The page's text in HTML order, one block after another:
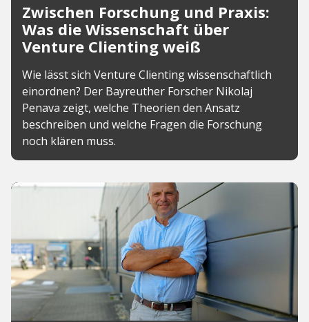
Zwischen Forschung und Praxis:
Was die Wissenschaft über
Venture Clienting weiß
Wie lässt sich Venture Clienting wissenschaftlich
einordnen? Der Bayreuther Forscher Nikolaj
Penava zeigt, welche Theorien den Ansatz
beschreiben und welche Fragen die Forschung
noch klären muss.